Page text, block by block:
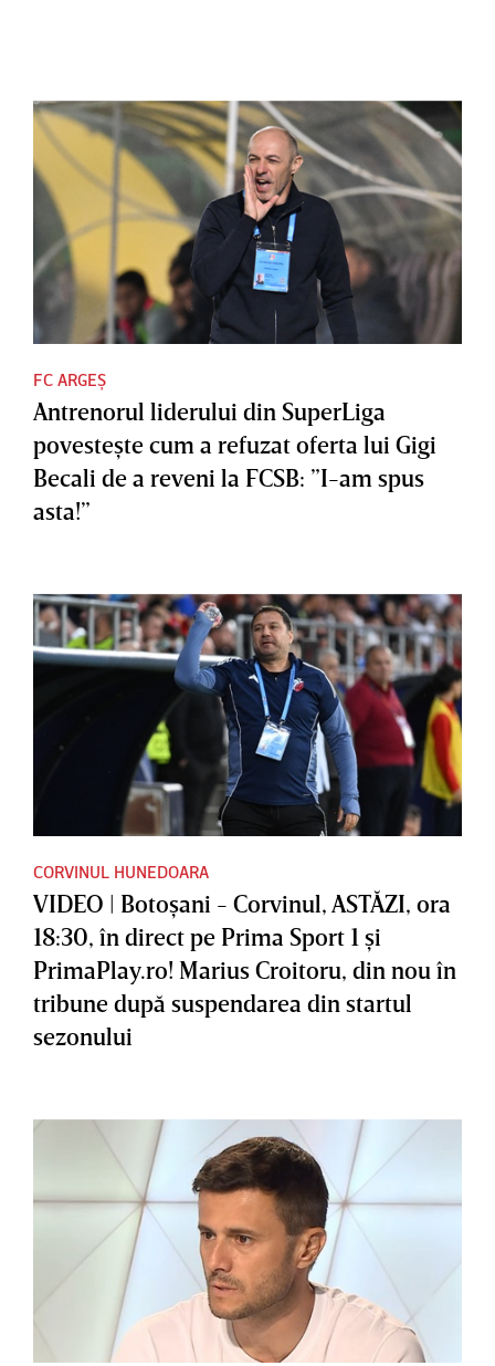
FC ARGEȘ
Antrenorul liderului din SuperLiga
povesteşte cum a refuzat oferta lui Gigi
Becali de a reveni la FCSB: ”I-am spus
asta!”
CORVINUL HUNEDOARA
VIDEO | Botoşani - Corvinul, ASTĂZI, ora
18:30, în direct pe Prima Sport 1 şi
PrimaPlay.ro! Marius Croitoru, din nou în
tribune după suspendarea din startul
sezonului